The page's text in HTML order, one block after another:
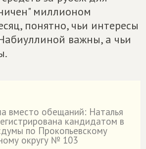
миллионом
понятно, чьи интересы
важны, а чьи
вместо обещаний: Наталья
кандидатом в
по Прокопьевскому
округу № 103